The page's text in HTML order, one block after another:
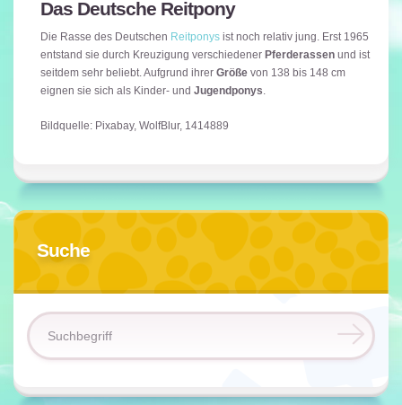
Das Deutsche Reitpony
Die Rasse des Deutschen Reitponys ist noch relativ jung. Erst 1965
entstand sie durch Kreuzigung verschiedener Pferderassen und ist
seitdem sehr beliebt. Aufgrund ihrer Größe von 138 bis 148 cm
eignen sie sich als Kinder- und Jugendponys
Bildquelle: Pixabay, WolfBlur, 1414889
Suche